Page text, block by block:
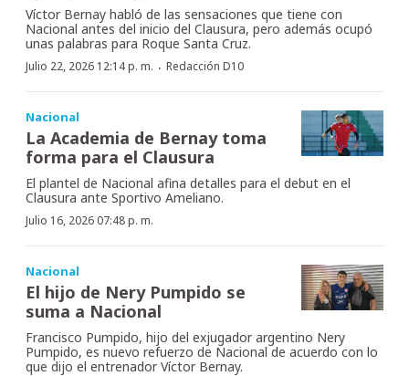
Víctor Bernay habló de las sensaciones que tiene con
Nacional antes del inicio del Clausura, pero además ocupó
unas palabras para Roque Santa Cruz.
Julio 22, 2026 12:14 p. m. · Redacción D10
Nacional
La Academia de Bernay toma
forma para el Clausura
El plantel de Nacional afina detalles para el debut en el
Clausura ante Sportivo Ameliano.
Julio 16, 2026 07:48 p. m.
Nacional
El hijo de Nery Pumpido se
suma a Nacional
Francisco Pumpido, hijo del exjugador argentino Nery
Pumpido, es nuevo refuerzo de Nacional de acuerdo con lo
que dijo el entrenador Víctor Bernay.